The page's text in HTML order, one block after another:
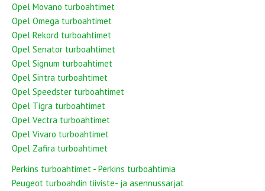
Opel Movano turboahtimet
Opel Omega turboahtimet
Opel Rekord turboahtimet
Opel Senator turboahtimet
Opel Signum turboahtimet
Opel Sintra turboahtimet
Opel Speedster turboahtimet
Opel Tigra turboahtimet
Opel Vectra turboahtimet
Opel Vivaro turboahtimet
Opel Zafira turboahtimet
Perkins turboahtimet - Perkins turboahtimia
Peugeot turboahdin tiiviste- ja asennussarjat